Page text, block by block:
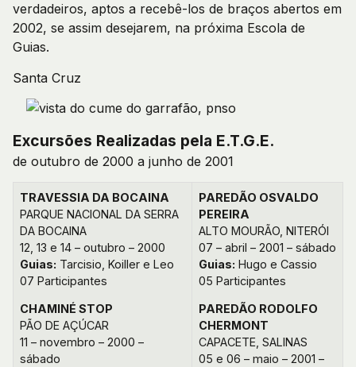
verdadeiros, aptos a recebê-los de braços abertos em
2002, se assim desejarem, na próxima Escola de
Guias.
Santa Cruz
Excursões Realizadas pela E.T.G.E.
de outubro de 2000 a junho de 2001
TRAVESSIA DA BOCAINA
PARQUE NACIONAL DA SERRA
DA BOCAINA
12, 13 e 14 – outubro – 2000
Guias: Tarcisio, Koiller e Leo
07 Participantes
CHAMINÉ STOP
PÃO DE AÇÚCAR
11 – novembro – 2000 –
sábado
PAREDÃO OSVALDO
PEREIRA
ALTO MOURÃO, NITERÓI
07 – abril – 2001 – sábado
Guias: Hugo e Cassio
05 Participantes
PAREDÃO RODOLFO
CHERMONT
CAPACETE, SALINAS
05 e 06 – maio – 2001 –